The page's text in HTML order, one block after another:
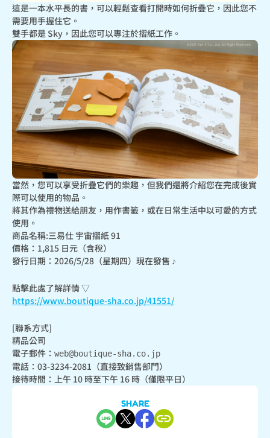
這是一本水平長的書，可以輕鬆查看打開時如何折疊它，因此您不
需要用手握住它。
雙手都是 Sky，因此您可以專注於摺紙工作。
當然，您可以享受折疊它們的樂趣，但我們還將介紹您在完成後實
際可以使用的物品。
將其作為禮物送給朋友，用作書籤，或在日常生活中以可愛的方式
使用。
商品名稱:三易仕 宇宙摺紙 91
價格：1,815 日元（含稅）
發行日期：2026/5/28（星期四）現在發售 ♪
https://www.boutique-sha.co.jp/41551/
[聯系方式]
精品公司
電子郵件： web@boutique-sha.co.jp
電話：03-3234-2081（直接致銷售部門）
接待時間：上午 10 時至下午 16 時（僅限平日）
SHARE